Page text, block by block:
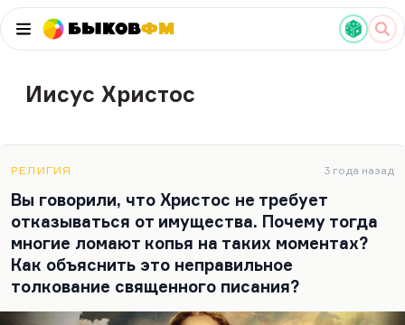
БыковФМ
Иисус Христос
РЕЛИГИЯ 3 года назад
Вы говорили, что Христос не требует
отказываться от имущества. Почему тогда
многие ломают копья на таких моментах?
Как объяснить это неправильное
толкование священного писания?